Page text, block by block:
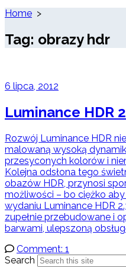
Home >
Tag: obrazy hdr
6 lipca, 2012
Luminance HDR
Rozwój Luminance HDR
malowaną wysoką
przesyconych kolorów i
Kolejna odsłona tego
obazów HDR, przynosi
możliwości – bo ciężko
wydaniu Luminance HDR
zupełnie przebudowane i
barwami, ulepszoną
Comment: 1
Search